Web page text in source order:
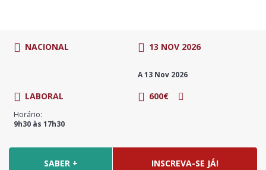
NACIONAL 13 NOV 2026
A 13 Nov 2026
LABORAL
Horário:
9h30 às 17h30
600€
SABER + INSCREVA-SE JÁ!